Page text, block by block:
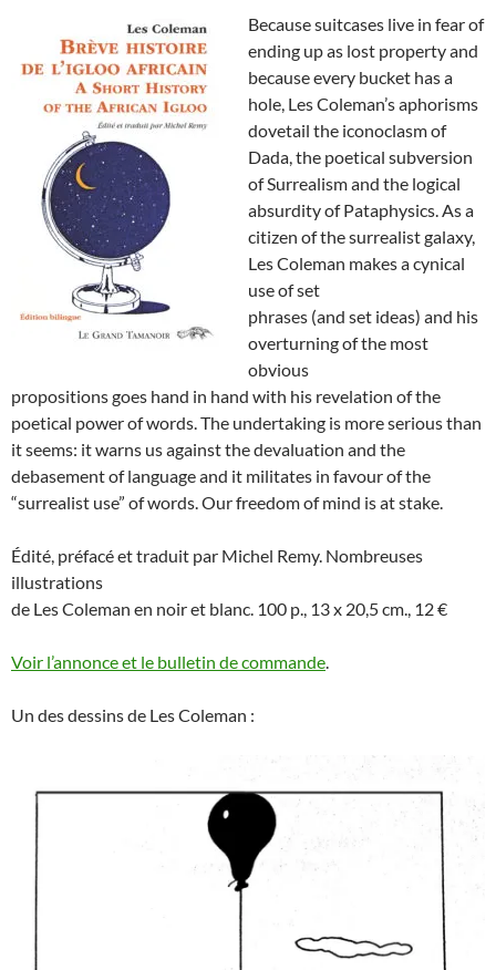
Because suitcases live in fear of
ending up as lost property and
because every bucket has a
hole, Les Coleman’s aphorisms
dovetail the iconoclasm of
Dada, the poetical subversion
of Surrealism and the logical
absurdity of Pataphysics. As a
citizen of the surrealist galaxy,
Les Coleman makes a cynical
use of set
phrases (and set ideas) and his
overturning of the most
obvious
propositions goes hand in hand with his revelation of the
poetical power of words. The undertaking is more serious than
it seems: it warns us against the devaluation and the
debasement of language and it militates in favour of the
“surrealist use” of words. Our freedom of mind is at stake.
Édité, préfacé et traduit par Michel Remy. Nombreuses
illustrations
de Les Coleman en noir et blanc. 100 p., 13 x 20,5 cm., 12 €
Voir l’annonce et le bulletin de commande.
Un des dessins de Les Coleman :